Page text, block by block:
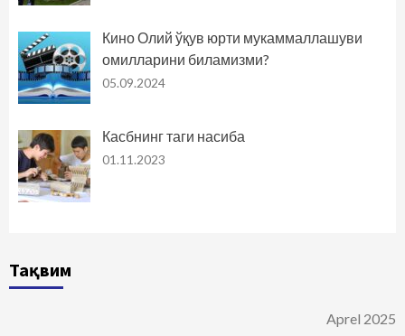
Кино Олий ўқув юрти мукаммаллашуви
омилларини биламизми?
05.09.2024
Касбнинг таги насиба
01.11.2023
Тақвим
Aprel 2025